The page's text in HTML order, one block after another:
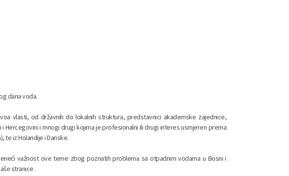
dana voda.
vlasti, od državnih do lokalnih struktura, predstavnici akademske zajednice,
Hercegovini i mnogi drugi kojima je profesionalni ili drugi interes usmjeren prema
te iz Holandije i Danske.
važnost ove teme zbog poznatih problema sa otpadnim vodama u Bosni i
stranice.